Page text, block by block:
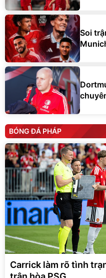
Soi
BÓNG ĐÁ PHÁP
Carrick làm rõ tình